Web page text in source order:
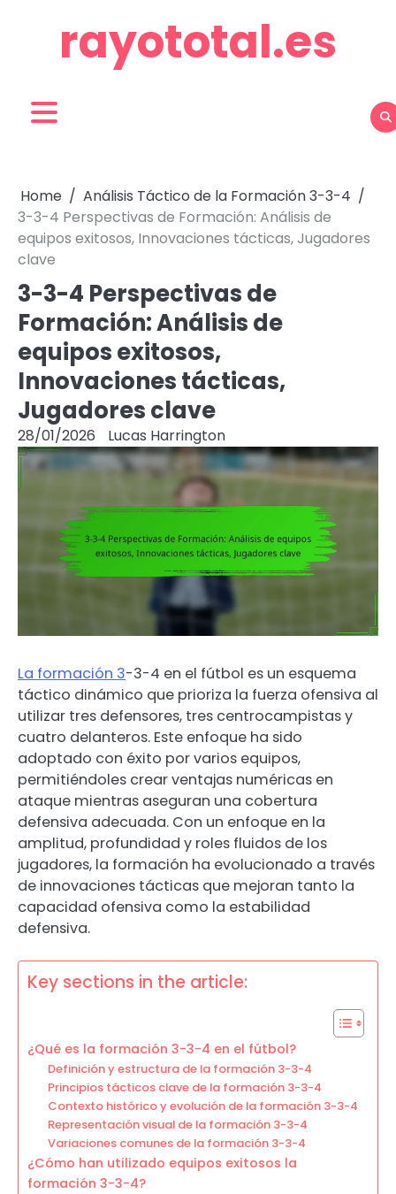
rayototal.es
Home
Análisis Táctico de la Formación 3-3-4
3-3-4 Perspectivas de Formación: Análisis de
equipos exitosos, Innovaciones tácticas, Jugadores
clave
3-3-4 Perspectivas de
Formación: Análisis de
equipos exitosos,
Innovaciones tácticas,
Jugadores clave
28/01/2026 Lucas Harrington
La formación 3-3-4 en el fútbol es un esquema
táctico dinámico que prioriza la fuerza ofensiva al
utilizar tres defensores, tres centrocampistas y
cuatro delanteros. Este enfoque ha sido
adoptado con éxito por varios equipos,
permitiéndoles crear ventajas numéricas en
ataque mientras aseguran una cobertura
defensiva adecuada. Con un enfoque en la
amplitud, profundidad y roles fluidos de los
jugadores, la formación ha evolucionado a través
de innovaciones tácticas que mejoran tanto la
capacidad ofensiva como la estabilidad
defensiva.
Key sections in the article:
¿Qué es la formación 3-3-4 en el fútbol?
Definición y estructura de la formación 3-3-4
Principios tácticos clave de la formación 3-3-4
Contexto histórico y evolución de la formación 3-3-4
Representación visual de la formación 3-3-4
Variaciones comunes de la formación 3-3-4
¿Cómo han utilizado equipos exitosos la
formación 3-3-4?